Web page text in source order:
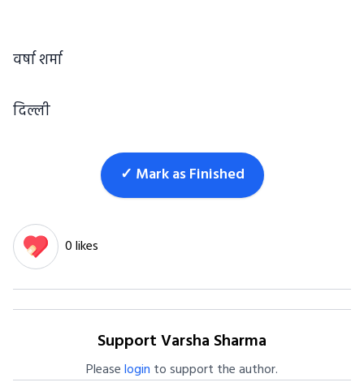
वर्षा शर्मा
दिल्ली
✓ Mark as Finished
0 likes
Support Varsha Sharma
Pleaselogin to support the author.